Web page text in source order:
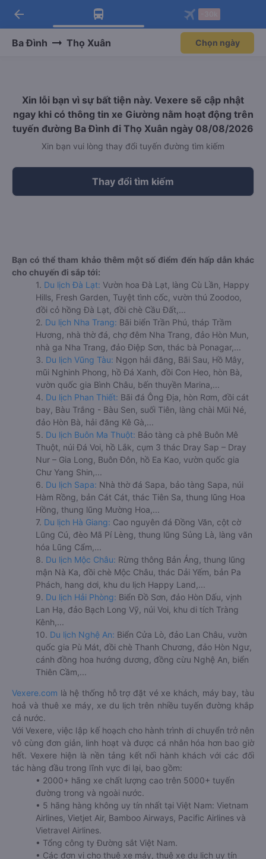
Tải app Vexere ngay!
Nhận ưu đãi thành viên độc
Mở app
Tải app Vexere
-30k/ghế khi đặt vé máy bay qua
Mở app
arrow_back
Ba Đình Thọ Xuân Chọn ngày
Xin lỗi bạn vì sự bất tiện này. Vexere sẽ cập nhật
ngay khi có thông tin xe Giường nằm hoạt động trên
tuyến đường Ba Đình đi Thọ Xuân ngày 08/08/2026
Xin bạn vui lòng thay đổi tuyến đường tìm kiếm
Thay đổi tìm kiếm
Bạn có thể tham khảo thêm một số điểm đến hấp dẫn khác
cho chuyến đi sắp tới:
1. Du lịch Đà Lạt: Vườn hoa Đà Lạt, làng Cù Lần, Happy
Hills, Fresh Garden, Tuyệt tình cốc, vườn thú Zoodoo,
đồi cỏ hồng Đà Lạt, đồi chè Cầu Đất,...
2. Du lịch Nha Trang: Bãi biển Trần Phú, tháp Trầm
Hương, nhà thờ đá, chợ đêm Nha Trang, đảo Hòn Mun,
nhà ga Nha Trang, đảo Điệp Sơn, thác bà Ponagar,...
3. Du lịch Vũng Tàu: Ngọn hải đăng, Bãi Sau, Hồ Mây,
mũi Nghinh Phong, hồ Đá Xanh, đồi Con Heo, hòn Bà,
vườn quốc gia Bình Châu, bến thuyền Marina,...
4. Du lịch Phan Thiết: Bãi đá Ông Địa, hòn Rơm, đồi cát
bay, Bàu Trắng - Bàu Sen, suối Tiên, làng chài Mũi Né,
đảo Hòn Bà, hải đăng Kê Gà,...
5. Du lịch Buôn Ma Thuột: Bảo tàng cà phê Buôn Mê
Thuột, núi Đá Voi, hồ Lắk, cụm 3 thác Dray Sap – Dray
Nur – Gia Long, Buôn Đôn, hồ Ea Kao, vườn quốc gia
Chư Yang Shin,...
6. Du lịch Sapa: Nhà thờ đá Sapa, bảo tàng Sapa, núi
Hàm Rồng, bản Cát Cát, thác Tiên Sa, thung lũng Hoa
Hồng, thung lũng Mường Hoa,...
7. Du lịch Hà Giang: Cao nguyên đá Đồng Văn, cột cờ
Lũng Cú, đèo Mã Pí Lèng, thung lũng Sủng Là, làng văn
hóa Lũng Cẩm,...
8. Du lịch Mộc Châu: Rừng thông Bản Áng, thung lũng
mận Nà Ka, đồi chè Mộc Châu, thác Dải Yếm, bản Pa
Phách, hang dơi, khu du lịch Happy Land,...
9. Du lịch Hải Phòng: Biển Đồ Sơn, đảo Hòn Dấu, vịnh
Lan Hạ, đảo Bạch Long Vỹ, núi Voi, khu di tích Tràng
Kênh,...
10. Du lịch Nghệ An: Biển Cửa Lò, đảo Lan Châu, vườn
quốc gia Pù Mát, đồi chè Thanh Chương, đảo Hòn Ngư,
cánh đồng hoa hướng dương, đồng cừu Nghệ An, biển
Thiên Cầm,...
Vexere.com là hệ thống hỗ trợ đặt vé xe khách, máy bay, tàu
hoả và thuê xe máy, xe du lịch trên nhiều tuyến đường khắp
cả nước.
Với Vexere, việc lập kế hoạch cho hành trình di chuyển trở nên
vô cùng đơn giản, linh hoạt và được cá nhân hóa hơn bao giờ
hết. Vexere hiện là nền tảng kết nối hành khách với các đối
tác hàng đầu trong lĩnh vực đi lại, bao gồm:
• 2000+ hãng xe chất lượng cao trên 5000+ tuyến
đường trong và ngoài nước.
• 5 hãng hàng không uy tín nhất tại Việt Nam: Vietnam
Airlines, Vietjet Air, Bamboo Airways, Pacific Airlines và
Vietravel Airlines.
• Tổng công ty Đường sắt Việt Nam.
• Các đơn vị cho thuê xe máy, thuê xe du lịch uy tín